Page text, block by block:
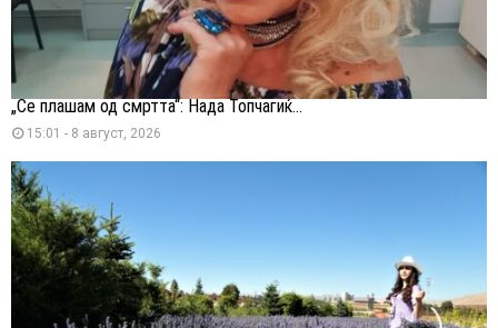
„Се плашам од смртта“: Нада Топчагиќ...
15:01 - 8 август, 2026